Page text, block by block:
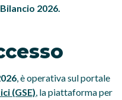
2026.
, è operativa sul portale
(GSE), la piattaforma per